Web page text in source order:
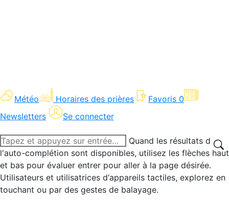
Météo Horaires des prières Favoris 0
Newsletters
Se connecter
Recherche
:
Quand les résultats de
l'auto-complétion sont disponibles, utilisez les flèches haut
et bas pour évaluer entrer pour aller à la page désirée.
Utilisateurs et utilisatrices d‘appareils tactiles, explorez en
touchant ou par des gestes de balayage.